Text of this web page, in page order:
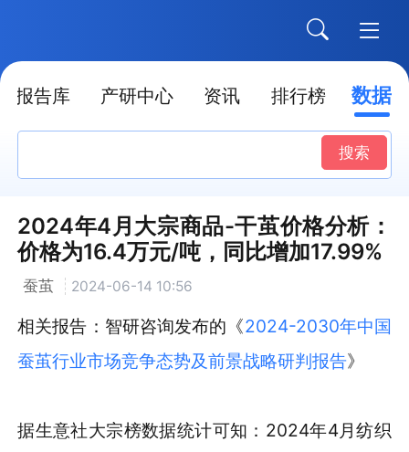
报告库 产研中心 资讯 排行榜 数据
搜索
2024年4月大宗商品-干茧价格分析：
价格为16.4万元/吨，同比增加17.99%
蚕茧 2024-06-14 10:56
相关报告：智研咨询发布的《2024-2030年中国
蚕茧行业市场竞争态势及前景战略研判报告》
据生意社大宗榜数据统计可知：2024年4月纺织